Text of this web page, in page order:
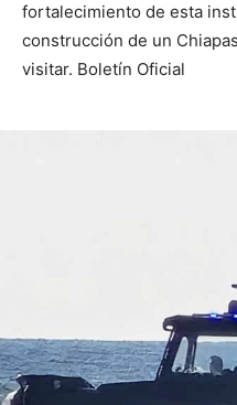
fortalecimiento de esta
construcción de un
visitar. Boletín Oficial